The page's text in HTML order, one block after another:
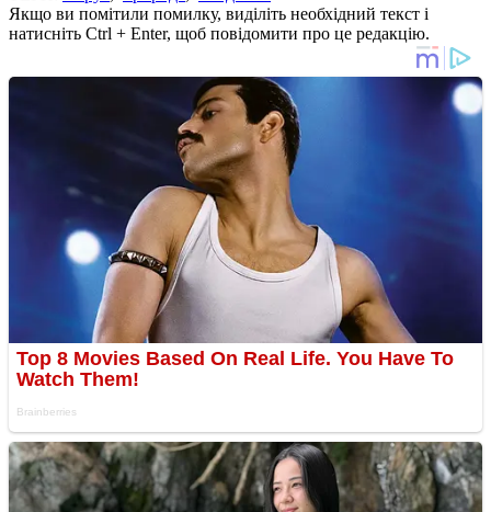
Якщо ви помітили помилку, виділіть необхідний текст і
натисніть Ctrl + Enter, щоб повідомити про це редакцію.